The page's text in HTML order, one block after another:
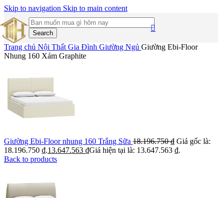
Skip to navigation Skip to main content
Search
Trang chủ Nội Thất Gia Đình Giường Ngủ Giường Ebi-Floor
Nhung 160 Xám Graphite
Giường Ebi-Floor nhung 160 Trắng Sữa 18.196.750₫ Giá gốc là:
18.196.750 ₫.13.647.563 ₫Giá hiện tại là: 13.647.563 ₫.
Back to products